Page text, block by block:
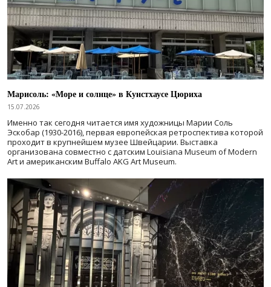
Марисоль: «Море и солнце» в Кунстхаусе Цюриха
15.07.2026
Именно так сегодня читается имя художницы Марии Соль
Эскобар (1930-2016), первая европейская ретроспектива которой
проходит в крупнейшем музее Швейцарии. Выставка
организована совместно с датским Louisiana Museum of Modern
Art и американским Buffalo AKG Art Museum.